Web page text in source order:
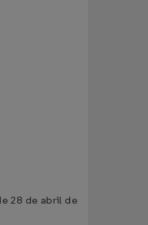
28 de abril de